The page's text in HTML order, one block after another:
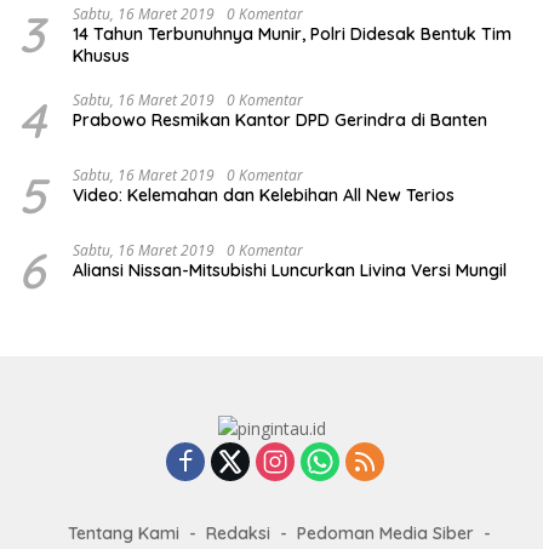
3 Sabtu, 16 Maret 2019 0 Komentar
14 Tahun Terbunuhnya Munir, Polri Didesak Bentuk Tim
Khusus
4 Sabtu, 16 Maret 2019 0 Komentar
Prabowo Resmikan Kantor DPD Gerindra di Banten
5 Sabtu, 16 Maret 2019 0 Komentar
Video: Kelemahan dan Kelebihan All New Terios
6 Sabtu, 16 Maret 2019 0 Komentar
Aliansi Nissan-Mitsubishi Luncurkan Livina Versi Mungil
Tentang Kami Redaksi
Pedoman Media Siber